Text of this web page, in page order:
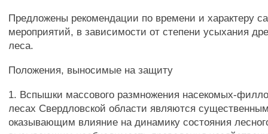
Предложены рекомендации по времени и характеру
мероприятий, в зависимости от степени усыхания
леса.
Положения, выносимые на защиту
1. Вспышки массового размножения насекомых-
лесах Свердловской области являются
оказывающим влияние на динамику состояния